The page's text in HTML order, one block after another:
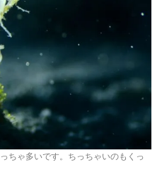
ちゃ多いです。ちっちゃいのもくっ